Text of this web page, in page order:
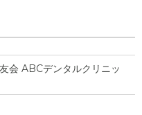
会 ABCデンタルクリニッ